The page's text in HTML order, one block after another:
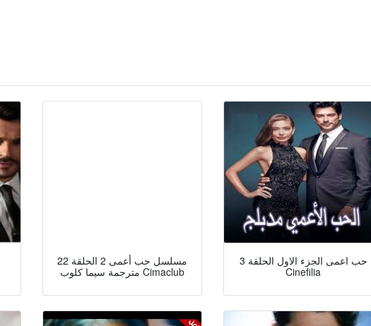
مسلسل حب أعمى 2 الحلقة 22
مترجمة سيما كلوب Cimaclub
حب اعمى الجزء الاول الحلقة 3
Cinefilia